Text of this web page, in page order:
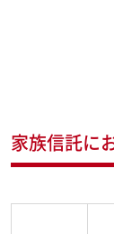
家族信託に